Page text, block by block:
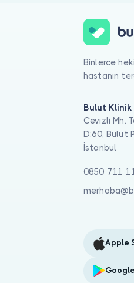
Binlerce
hastanın
Bulut Klinik
Cevizli Mh.
D:60, Bulut
İstanbul
0850 711
Apple